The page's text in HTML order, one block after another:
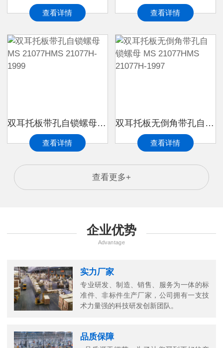
查看详情 查看详情
双耳托板带孔自锁螺母 MS 21077HMS 21077H-1999
查看详情
双耳托板无倒角带孔自锁螺母 MS 21077HMS 21077H-1997
查看详情
查看更多+
企业优势
Advantage
实力厂家
专业研发、制造、销售、服务为一体的标
准件、非标件生产厂家，公司拥有一支技
术力量强的科技研发创新团队。
品质保障